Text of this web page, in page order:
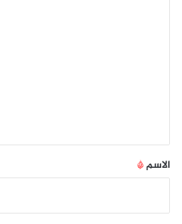
*
الاسم*